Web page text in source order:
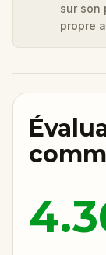
sur son
propre